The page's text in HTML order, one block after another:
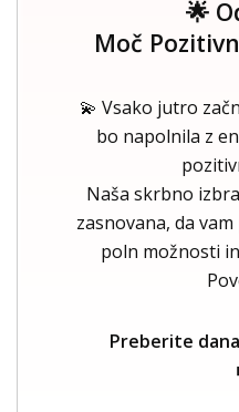
🌟
Moč
💫 Vsako jutro
bo napolnila z
Naša skrbno
zasnovana, da
poln možnosti
Preberite